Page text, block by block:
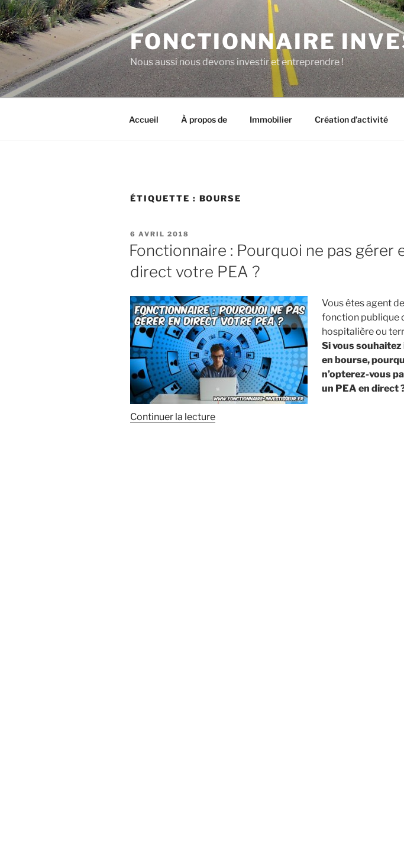
Aller
au
contenu
principal
FONCTIONNAIRE
Nous aussi nous devons investir et entreprendre !
Accueil À propos de Immobilier Création d’activité
ÉTIQUETTE : BOURSE
PUBLIÉ
LE
6 AVRIL 2018
Fonctionnaire : Pourquoi ne pas gérer
direct votre PEA ?
Vous êtes agent
fonction publique
hospitalière ou
Si vous
en bourse,
n’opterez-vous
un PEA en direct
Continuer la lecturede